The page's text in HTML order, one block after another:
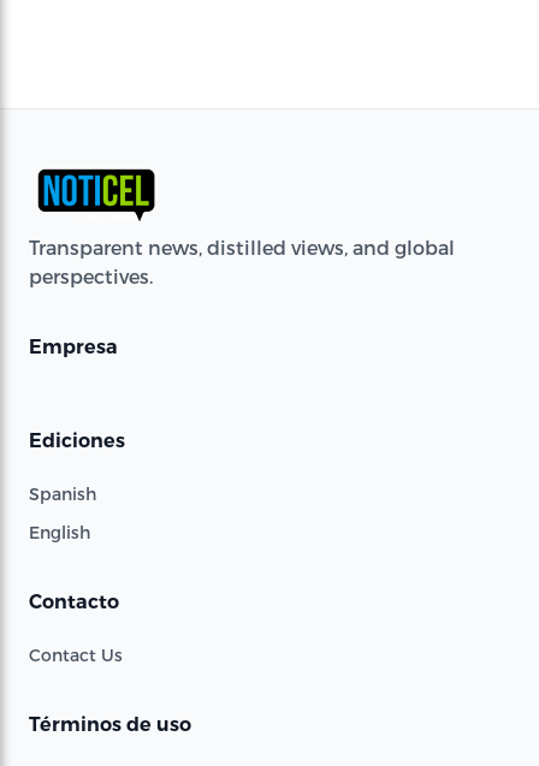
Transparent news, distilled views, and global
perspectives.
Empresa
Ediciones
Spanish
English
Contacto
Contact Us
Términos de uso